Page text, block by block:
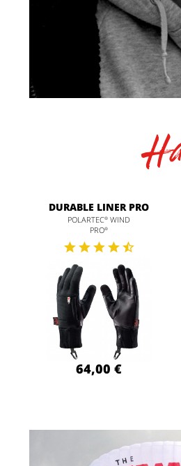
DURABLE LINER PRO
POLARTEC® WIND
PRO®
64,00 €